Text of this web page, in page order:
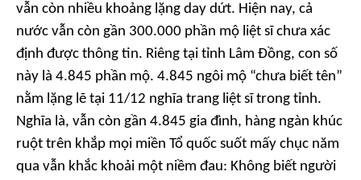
vẫn còn nhiều khoảng lặng day dứt. Hiện nay, cả
nước vẫn còn gần 300.000 phần mộ liệt sĩ chưa xác
định được thông tin. Riêng tại tỉnh Lâm Đồng, con số
này là 4.845 phần mộ. 4.845 ngôi mộ “chưa biết tên”
nằm lặng lẽ tại 11/12 nghĩa trang liệt sĩ trong tỉnh.
Nghĩa là, vẫn còn gần 4.845 gia đình, hàng ngàn khúc
ruột trên khắp mọi miền Tổ quốc suốt mấy chục năm
qua vẫn khắc khoải một niềm đau: Không biết người